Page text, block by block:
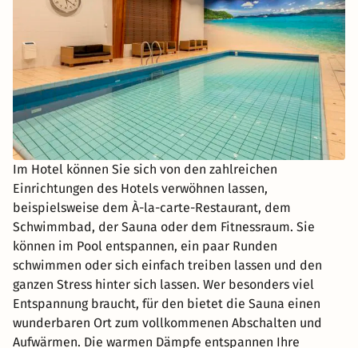
Im Hotel können Sie sich von den zahlreichen
Einrichtungen des Hotels verwöhnen lassen,
beispielsweise dem À-la-carte-Restaurant, dem
Schwimmbad, der Sauna oder dem Fitnessraum. Sie
können im Pool entspannen, ein paar Runden
schwimmen oder sich einfach treiben lassen und den
ganzen Stress hinter sich lassen. Wer besonders viel
Entspannung braucht, für den bietet die Sauna einen
wunderbaren Ort zum vollkommenen Abschalten und
Aufwärmen. Die warmen Dämpfe entspannen Ihre